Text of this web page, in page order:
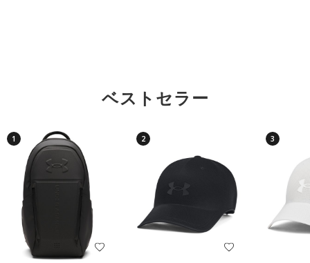
ベストセラー
1 2 3